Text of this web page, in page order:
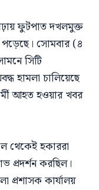
ফুটপাত দখলমুক্ত
পড়েছে। সোমবার (৪
সিটি
হামলা চালিয়েছে
আহত হওয়ার খবর
থেকেই হকাররা
প্রদর্শন করছিল।
প্রশাসক কার্যালয়